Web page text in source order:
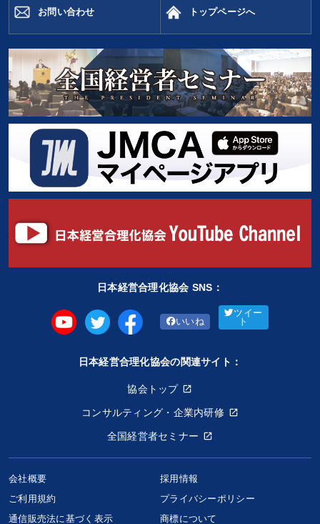
お問い合わせ トップページへ
日本経営合理化協会 SNS：
いいね
ツイー
ト
日本経営合理化協会の関連サイト：
協会トップ
コンサルティング・企業内研修
全国経営者セミナー
会社概要
採用情報
ご利用規約
プライバシーポリシー
通信販売法に基づく表示
商標について